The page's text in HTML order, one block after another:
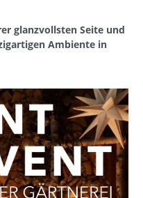
glanzvollsten Seite und
Ambiente in